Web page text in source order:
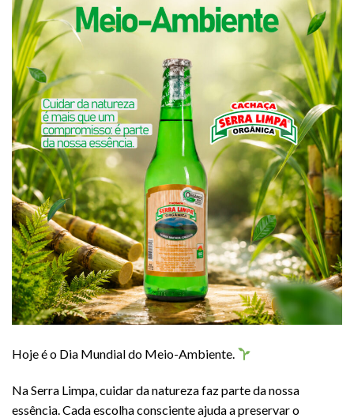
Hoje é o Dia Mundial do Meio-Ambiente.
Na Serra Limpa, cuidar da natureza faz parte da nossa
essência. Cada escolha consciente ajuda a preservar o